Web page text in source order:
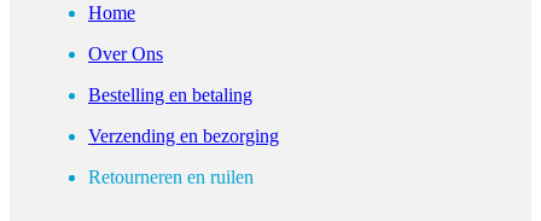
Home
Over Ons
Bestelling en betaling
Verzending en bezorging
Retourneren en ruilen